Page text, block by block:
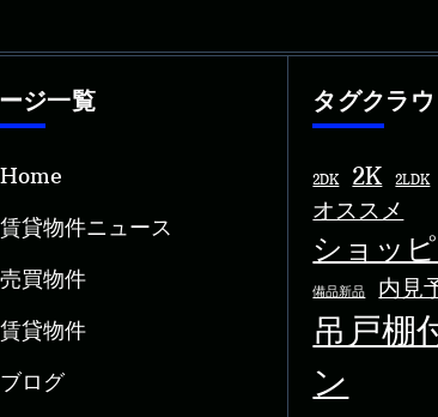
ジ一覧
Home
賃貸物件ニュース
売買物件
賃貸物件
ブログ
タグクラ
2DK 2K 2LDK
オススメ
ショッ
備品新品 内見
吊戸棚
ン